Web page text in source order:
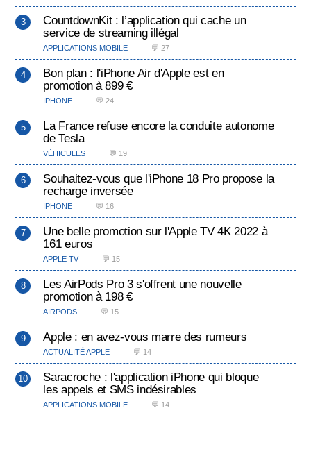
CountdownKit : l’application qui cache un
service de streaming illégal
APPLICATIONS MOBILE 💬 27
Bon plan : l'iPhone Air d'Apple est en
promotion à 899 €
IPHONE 💬 24
La France refuse encore la conduite autonome
de Tesla
VÉHICULES 💬 19
Souhaitez-vous que l'iPhone 18 Pro propose la
recharge inversée
IPHONE 💬 16
Une belle promotion sur l'Apple TV 4K 2022 à
161 euros
APPLE TV 💬 15
Les AirPods Pro 3 s'offrent une nouvelle
promotion à 198 €
AIRPODS 💬 15
Apple : en avez-vous marre des rumeurs
ACTUALITÉ APPLE 💬 14
Saracroche : l'application iPhone qui bloque
les appels et SMS indésirables
APPLICATIONS MOBILE 💬 14